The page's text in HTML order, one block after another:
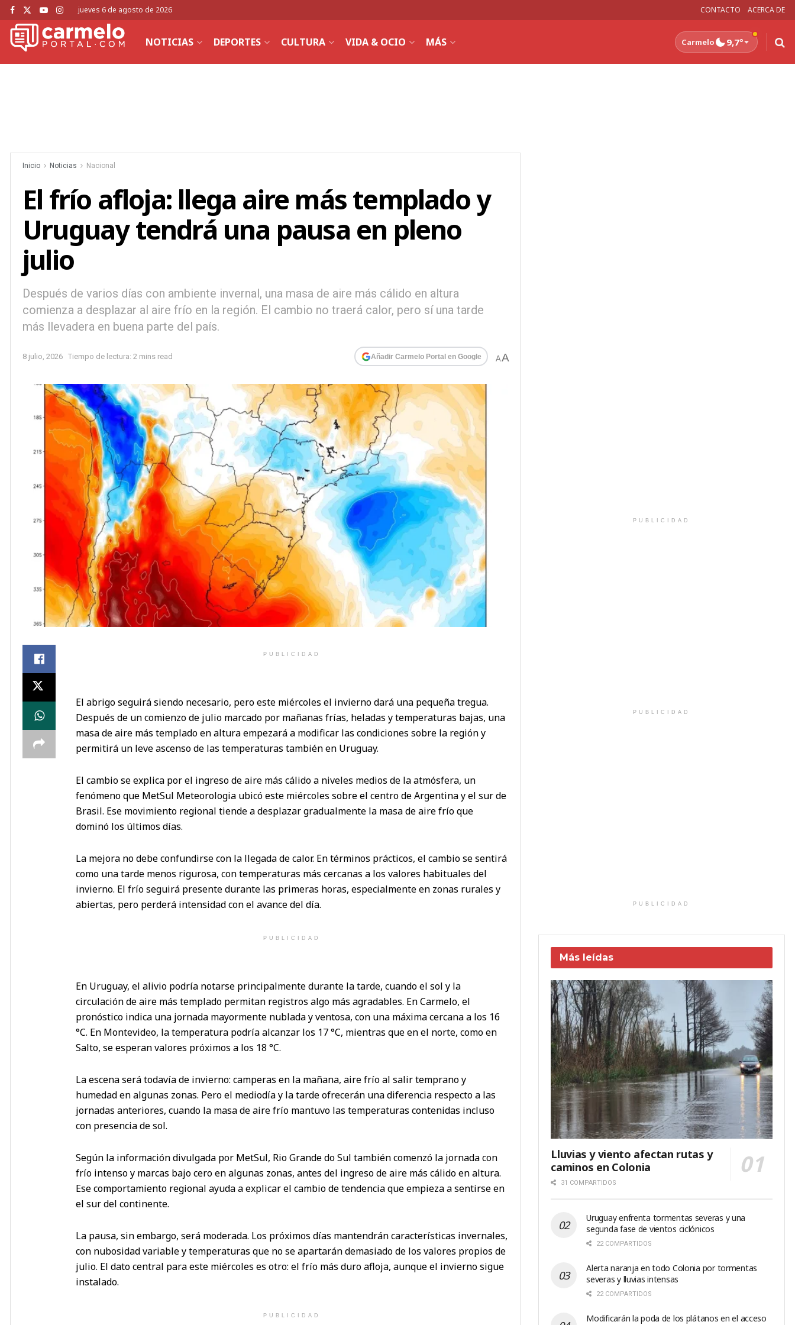
jueves 6 de agosto de 2026 CONTACTO ACERCA DE
NOTICIAS DEPORTES CULTURA VIDA & OCIO MÁS Carmelo 9,7°
Inicio Noticias Nacional
El frío afloja: llega aire más templado y
Uruguay tendrá una pausa en pleno
julio
Después de varios días con ambiente invernal, una masa de aire más cálido en altura
comienza a desplazar al aire frío en la región. El cambio no traerá calor, pero sí una tarde
más llevadera en buena parte del país.
8 julio, 2026 Tiempo de lectura: 2 mins read Añadir Carmelo Portal en Google AA
PUBLICIDAD
El abrigo seguirá siendo necesario, pero este miércoles el invierno dará una pequeña tregua.
Después de un comienzo de julio marcado por mañanas frías, heladas y temperaturas bajas, una
masa de aire más templado en altura empezará a modificar las condiciones sobre la región y
permitirá un leve ascenso de las temperaturas también en Uruguay.
El cambio se explica por el ingreso de aire más cálido a niveles medios de la atmósfera, un
fenómeno que MetSul Meteorologia ubicó este miércoles sobre el centro de Argentina y el sur de
Brasil. Ese movimiento regional tiende a desplazar gradualmente la masa de aire frío que
dominó los últimos días.
La mejora no debe confundirse con la llegada de calor. En términos prácticos, el cambio se sentirá
como una tarde menos rigurosa, con temperaturas más cercanas a los valores habituales del
invierno. El frío seguirá presente durante las primeras horas, especialmente en zonas rurales y
abiertas, pero perderá intensidad con el avance del día.
PUBLICIDAD
En Uruguay, el alivio podría notarse principalmente durante la tarde, cuando el sol y la
circulación de aire más templado permitan registros algo más agradables. En Carmelo, el
pronóstico indica una jornada mayormente nublada y ventosa, con una máxima cercana a los 16
°C. En Montevideo, la temperatura podría alcanzar los 17 °C, mientras que en el norte, como en
Salto, se esperan valores próximos a los 18 °C.
La escena será todavía de invierno: camperas en la mañana, aire frío al salir temprano y
humedad en algunas zonas. Pero el mediodía y la tarde ofrecerán una diferencia respecto a las
jornadas anteriores, cuando la masa de aire frío mantuvo las temperaturas contenidas incluso
con presencia de sol.
Según la información divulgada por MetSul, Rio Grande do Sul también comenzó la jornada con
frío intenso y marcas bajo cero en algunas zonas, antes del ingreso de aire más cálido en altura.
Ese comportamiento regional ayuda a explicar el cambio de tendencia que empieza a sentirse en
el sur del continente.
La pausa, sin embargo, será moderada. Los próximos días mantendrán características invernales,
con nubosidad variable y temperaturas que no se apartarán demasiado de los valores propios de
julio. El dato central para este miércoles es otro: el frío más duro afloja, aunque el invierno sigue
instalado.
PUBLICIDAD
PUBLICIDAD
PUBLICIDAD
PUBLICIDAD
Más leídas
Lluvias y viento afectan rutas y
caminos en Colonia
31 COMPARTIDOS
Uruguay enfrenta tormentas severas y una
segunda fase de vientos ciclónicos
22 COMPARTIDOS
Alerta naranja en todo Colonia por tormentas
severas y lluvias intensas
22 COMPARTIDOS
Modificarán la poda de los plátanos en el acceso